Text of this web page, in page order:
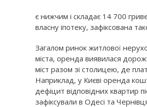
є нижчим і складає 14 700
власну іпотеку, зафіксована
Загалом ринок житлової
міста, оренда виявилася
міст разом зі столицею, де
Наприклад, у Києві оренда
дефіцит відповідних квартир
зафіксували в Одесі та